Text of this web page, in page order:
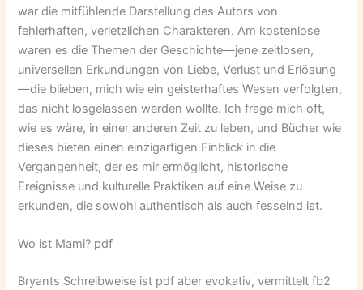
war die mitfühlende Darstellung des Autors von
fehlerhaften, verletzlichen Charakteren. Am kostenlose
waren es die Themen der Geschichte—jene zeitlosen,
universellen Erkundungen von Liebe, Verlust und Erlösung
—die blieben, mich wie ein geisterhaftes Wesen verfolgten,
das nicht losgelassen werden wollte. Ich frage mich oft,
wie es wäre, in einer anderen Zeit zu leben, und Bücher wie
dieses bieten einen einzigartigen Einblick in die
Vergangenheit, der es mir ermöglicht, historische
Ereignisse und kulturelle Praktiken auf eine Weise zu
erkunden, die sowohl authentisch als auch fesselnd ist.
Wo ist Mami? pdf
Bryants Schreibweise ist pdf aber evokativ, vermittelt fb2